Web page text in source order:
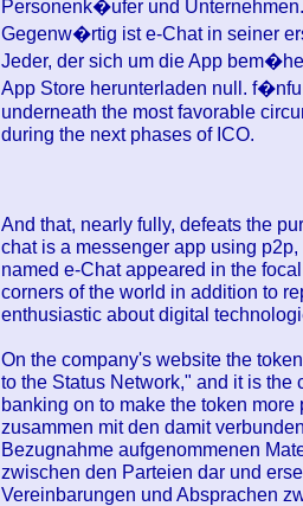
Personenk�ufer und Unternehmen.
Gegenw�rtig ist e-Chat in seiner
Jeder, der sich um die App
App Store herunterladen null.
underneath the most favorable
during the next phases of ICO.
And that, nearly fully, defeats the
chat is a messenger app using
named e-Chat appeared in the
corners of the world in addition to
enthusiastic about digital
On the company's website the
to the Status Network," and it is
banking on to make the token
zusammen mit den damit
Bezugnahme aufgenommenen
zwischen den Parteien dar und
Vereinbarungen und Absprachen